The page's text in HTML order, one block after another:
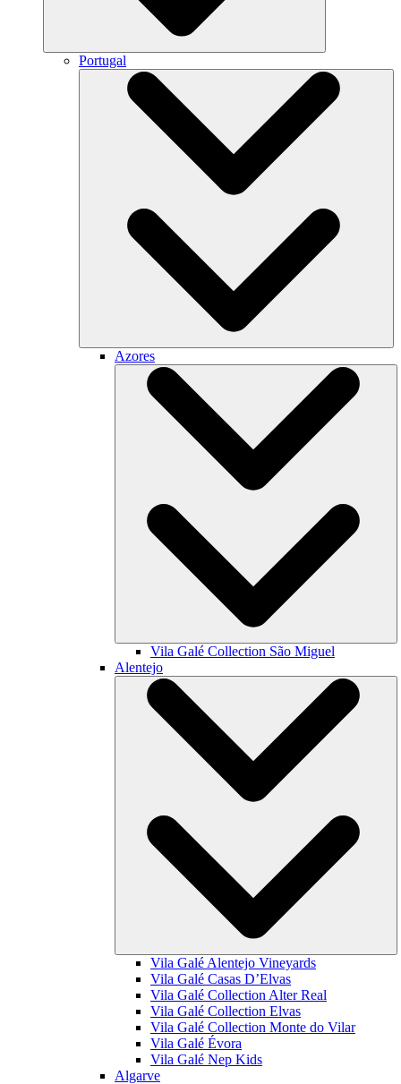
Portugal
Azores
Vila Galé Collection São Miguel
Alentejo
Vila Galé Alentejo Vineyards
Vila Galé Casas D’Elvas
Vila Galé Collection Alter Real
Vila Galé Collection Elvas
Vila Galé Collection Monte do Vilar
Vila Galé Évora
Vila Galé Nep Kids
Algarve